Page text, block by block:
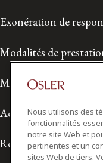
Exonération de
Modalités de
Modalités d'utilisation
Accessibilité
Relations avec les
Nous utilisons des
fonctionnalités
notre site Web et
pertinentes et un
sites Web de tiers.